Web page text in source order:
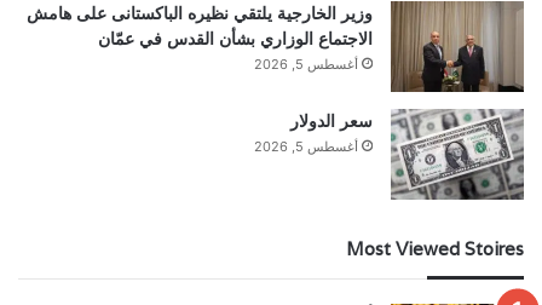
وزير الخارجية يلتقي نظيره الباكستانى على هامش
الاجتماع الوزاري بشأن القدس في عمّان
أغسطس 5, 2026
سعر الدولار
أغسطس 5, 2026
Most Viewed Stoires